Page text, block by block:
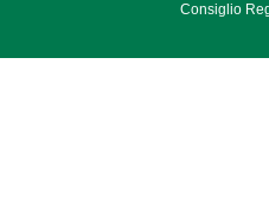
Consiglio